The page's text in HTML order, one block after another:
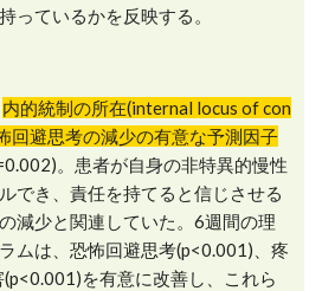
っているかを反映する。
内的統制の所在(internal locus of con
回避思考の減少の有意な予測因子
。患者が自身の非特異的慢性
でき、責任を持てると信じさせる
減少と関連していた。6週間の理
ムは、恐怖回避思考(p<0.001)、疼
を有意に改善し、これら